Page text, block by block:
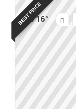
BEST PRICE
16